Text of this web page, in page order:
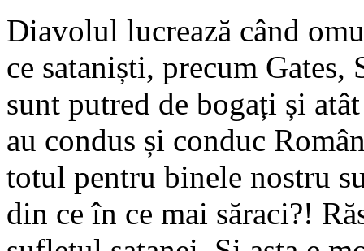
Diavolul lucrează când
ce sataniști, precum
sunt putred de bogați și
au condus și conduc
totul pentru binele nostru
din ce în ce mai săraci?!